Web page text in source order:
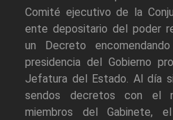
Comité ejecutivo de la
ente depositario del poder
un Decreto
presidencia del Gobierno
Jefatura del Estado. Al día
sendos decretos con el
miembros del Gabinete,